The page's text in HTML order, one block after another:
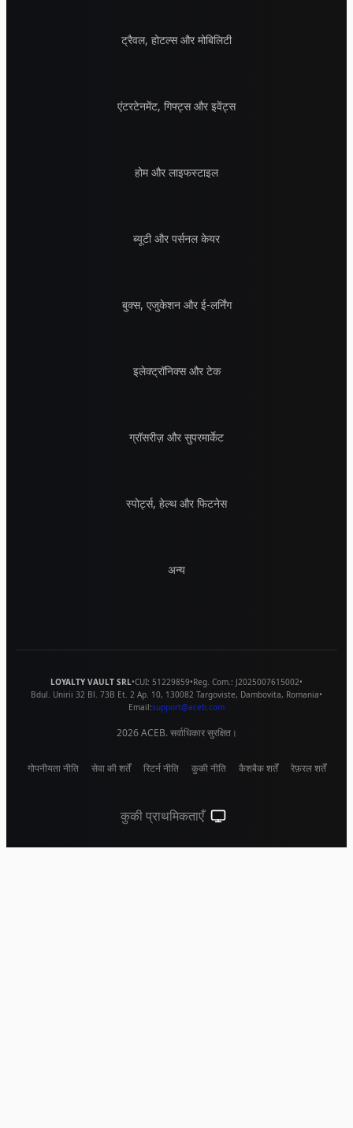
ट्रैवल, होटल्स और मोबिलिटी
एंटरटेनमेंट, गिफ्ट्स और इवेंट्स
होम और लाइफस्टाइल
ब्यूटी और पर्सनल केयर
बुक्स, एजुकेशन और ई-लर्निंग
इलेक्ट्रॉनिक्स और टेक
ग्रॉसरीज़ और सुपरमार्केट
स्पोर्ट्स, हेल्थ और फिटनेस
अन्य
LOYALTY VAULT SRL•CUI: 51229859•Reg. Com.: J2025007615002•
Bdul. Unirii 32 Bl. 73B Et. 2 Ap. 10, 130082 Targoviste, Dambovita, Romania•
Email:support@aceb.com
2026 ACEB. सर्वाधिकार सुरक्षित।
गोपनीयता नीति सेवा की शर्तें रिटर्न नीति कुकी नीति कैशबैक शर्तें रेफ़रल शर्तें
कुकी प्राथमिकताएँ सिस्टम थीम (लाइट के लिए क्लिक